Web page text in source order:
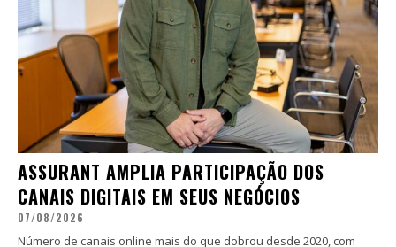
ASSURANT AMPLIA PARTICIPAÇÃO DOS
CANAIS DIGITAIS EM SEUS NEGÓCIOS
07/08/2026
Número de canais online mais do que dobrou desde 2020, com